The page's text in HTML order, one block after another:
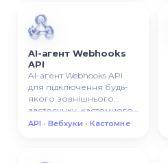
AI-агент Webhooks
API
AI-агент Webhooks API
для підключення будь-
якого зовнішнього
застосунку, кастомного
API, автоматизації або AI-
API · Вебхуки · Кастомне